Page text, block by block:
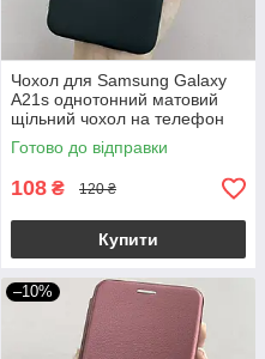
Чохол для Samsung Galaxy
A21s однотонний матовий
щільний чохол на телефон
самсунг а21с чорний TPB
Готово до відправки
108 ₴ 120 ₴
Купити
–10%